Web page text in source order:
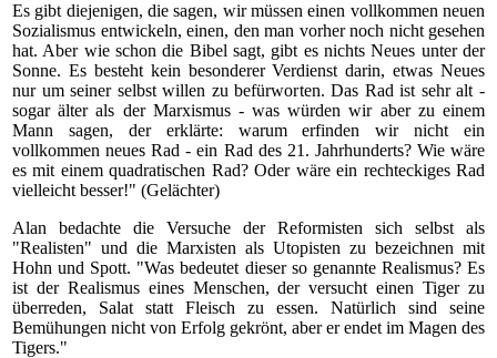
Es gibt diejenigen, die sagen, wir müssen einen vollkommen neuen
Sozialismus entwickeln, einen, den man vorher noch nicht gesehen
hat. Aber wie schon die Bibel sagt, gibt es nichts Neues unter der
Sonne. Es besteht kein besonderer Verdienst darin, etwas Neues
nur um seiner selbst willen zu befürworten. Das Rad ist sehr alt -
sogar älter als der Marxismus - was würden wir aber zu einem
Mann sagen, der erklärte: warum erfinden wir nicht ein
vollkommen neues Rad - ein Rad des 21. Jahrhunderts? Wie wäre
es mit einem quadratischen Rad? Oder wäre ein rechteckiges Rad
vielleicht besser!" (Gelächter)
Alan bedachte die Versuche der Reformisten sich selbst als
"Realisten" und die Marxisten als Utopisten zu bezeichnen mit
Hohn und Spott. "Was bedeutet dieser so genannte Realismus? Es
ist der Realismus eines Menschen, der versucht einen Tiger zu
überreden, Salat statt Fleisch zu essen. Natürlich sind seine
Bemühungen nicht von Erfolg gekrönt, aber er endet im Magen des
Tigers."